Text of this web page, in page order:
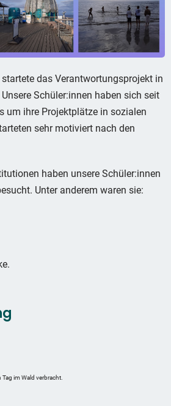
das Verantwortungsprojekt in
Schüler:innen haben sich seit
um ihre Projektplätze in sozialen
sehr motiviert nach den
haben unsere Schüler:innen
Unter anderem waren sie:
Tag im Wald verbracht.